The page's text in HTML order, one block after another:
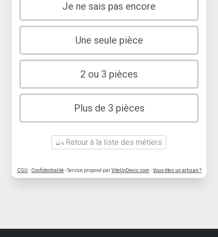
Je ne sais pas encore
Une seule pièce
2 ou 3 pièces
Plus de 3 pièces
Retour à la liste des métiers
CGU - Confidentialité- Service proposé parViteUnDevis.com -Vous êtes un artisan ?